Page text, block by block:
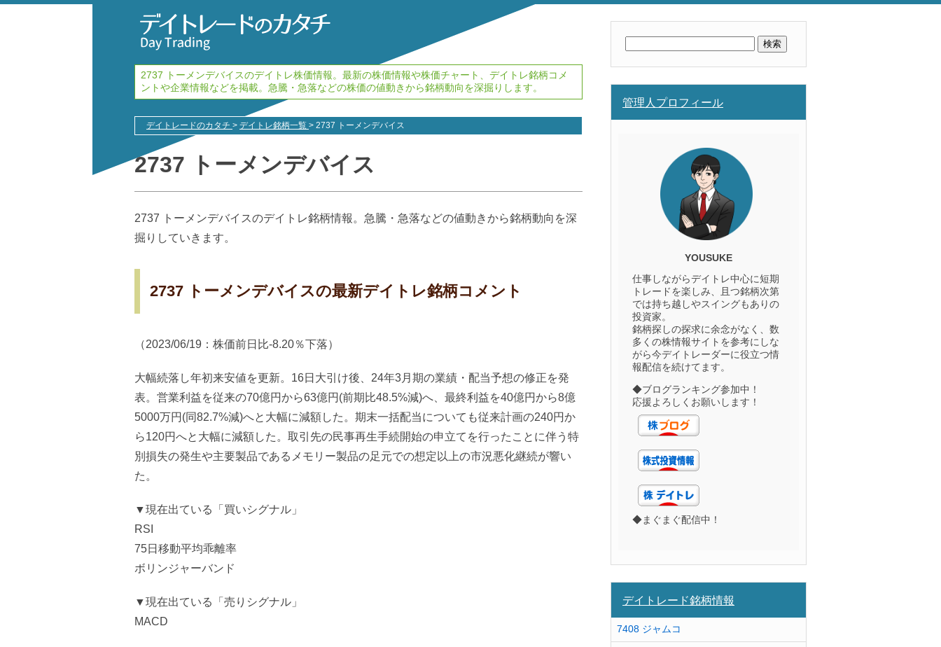
2737 トーメンデバイスのデイトレ株価情報。最新の株価情報や株価チャート、デイトレ銘柄コメ
ントや企業情報などを掲載。急騰・急落などの株価の値動きから銘柄動向を深掘りします。
デイトレードのカタチ > デイトレ銘柄一覧 > 2737 トーメンデバイス
2737 トーメンデバイス
2737 トーメンデバイスのデイトレ銘柄情報。急騰・急落などの値動きから銘柄動向を深
掘りしていきます。
2737 トーメンデバイスの最新デイトレ銘柄コメント
（2023/06/19：株価前日比-8.20％下落）
大幅続落し年初来安値を更新。16日大引け後、24年3月期の業績・配当予想の修正を発
表。営業利益を従来の70億円から63億円(前期比48.5%減)へ、最終利益を40億円から8億
5000万円(同82.7%減)へと大幅に減額した。期末一括配当についても従来計画の240円か
ら120円へと大幅に減額した。取引先の民事再生手続開始の申立てを行ったことに伴う特
別損失の発生や主要製品であるメモリー製品の足元での想定以上の市況悪化継続が響い
た。
▼現在出ている「買いシグナル」
RSI
75日移動平均乖離率
ボリンジャーバンド
▼現在出ている「売りシグナル」
MACD
検
索:
管理人プロフィール
YOUSUKE
仕事しながらデイトレ中心に短期
トレードを楽しみ、且つ銘柄次第
では持ち越しやスイングもありの
投資家。
銘柄探しの探求に余念がなく、数
多くの株情報サイトを参考にしな
がら今デイトレーダーに役立つ情
報配信を続けてます。
◆ブログランキング参加中！
応援よろしくお願いします！
◆まぐまぐ配信中！
デイトレード銘柄情報
7408 ジャムコ